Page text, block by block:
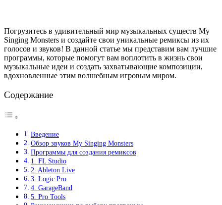
Погрузитесь в удивительный мир музыкальных существ My
Singing Monsters и создайте свои уникальные ремиксы из их
голосов и звуков! В данной статье мы представим вам лучшие
программы, которые помогут вам воплотить в жизнь свои
музыкальные идеи и создать захватывающие композиции,
вдохновленные этим волшебным игровым миром.
Содержание
Введение
Обзор звуков My Singing Monsters
Программы для создания ремиксов
1. FL Studio
2. Ableton Live
3. Logic Pro
4. GarageBand
5. Pro Tools